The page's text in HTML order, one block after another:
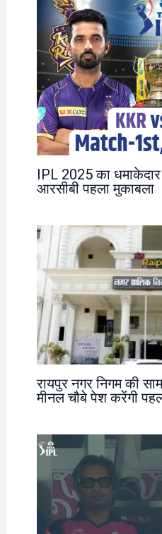
IPL 2025 का
आरसीबी पहला मुकाबला
रायपुर नगर निगम की
मीनल चौबे पेश करेंगी